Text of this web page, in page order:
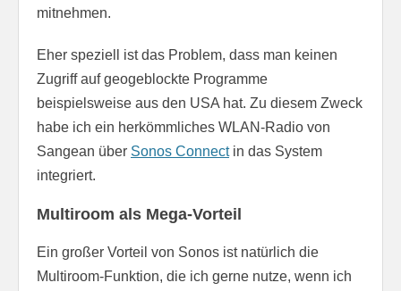
mitnehmen.
Eher speziell ist das Problem, dass man keinen
Zugriff auf geogeblockte Programme
beispielsweise aus den USA hat. Zu diesem Zweck
habe ich ein herkömmliches WLAN-Radio von
Sangean über Sonos Connectin das System
integriert.
Multiroom als Mega-Vorteil
Ein großer Vorteil von Sonos ist natürlich die
Multiroom-Funktion, die ich gerne nutze, wenn ich